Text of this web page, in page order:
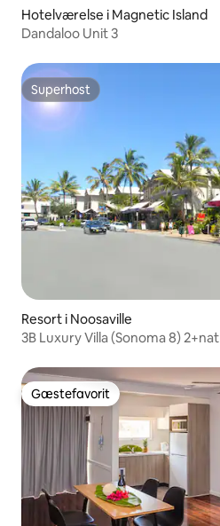
Hotelværelse i Magnetic Island
Dandaloo Unit 3
Superhost
Superhost
Resort i Noosaville
3B Luxury Villa (Sonoma 8) 2+nat
Gæstefavorit
Gæstefavorit